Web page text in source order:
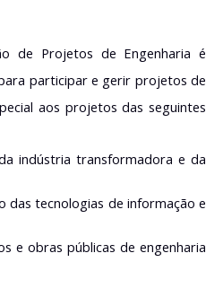
de Projetos de Engenharia é
participar e gerir projetos de
aos projetos das seguintes
indústria transformadora e da
das tecnologias de informação e
e obras públicas de engenharia